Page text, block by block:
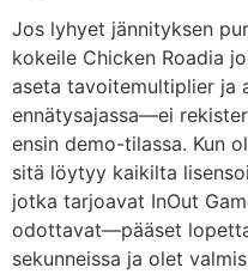
Jos lyhyet jännityksen
kokeile Chicken Roadia
aseta tavoitemultiplier ja
ennätysajassa—ei
ensin demo-tilassa. Kun
sitä löytyy kaikilta
jotka tarjoavat InOut
odottavat—pääset
sekunneissa ja olet